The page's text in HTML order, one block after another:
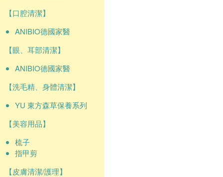
【口腔清潔】
ANIBIO德國家醫
【眼、耳部清潔】
ANIBIO德國家醫
【洗毛精、身體清潔】
YU 東方森草保養系列
【美容用品】
梳子
指甲剪
【皮膚清潔/護理】